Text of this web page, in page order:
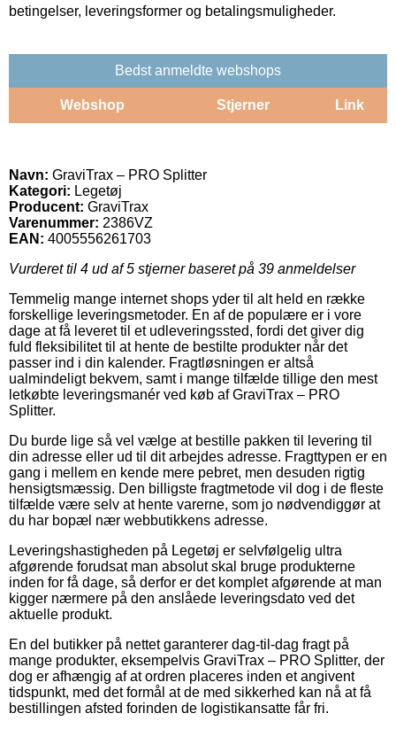
betingelser, leveringsformer og betalingsmuligheder.
Bedst anmeldte webshops
Webshop Stjerner Link
Navn: GraviTrax – PRO Splitter
Kategori: Legetøj
Producent: GraviTrax
Varenummer: 2386VZ
EAN: 4005556261703
Vurderet til 4 ud af 5 stjerner baseret på 39 anmeldelser
Temmelig mange internet shops yder til alt held en række
forskellige leveringsmetoder. En af de populære er i vore
dage at få leveret til et udleveringssted, fordi det giver dig
fuld fleksibilitet til at hente de bestilte produkter når det
passer ind i din kalender. Fragtløsningen er altså
ualmindeligt bekvem, samt i mange tilfælde tillige den mest
letkøbte leveringsmanér ved køb af GraviTrax – PRO
Splitter.
Du burde lige så vel vælge at bestille pakken til levering til
din adresse eller ud til dit arbejdes adresse. Fragttypen er en
gang i mellem en kende mere pebret, men desuden rigtig
hensigtsmæssig. Den billigste fragtmetode vil dog i de fleste
tilfælde være selv at hente varerne, som jo nødvendiggør at
du har bopæl nær webbutikkens adresse.
Leveringshastigheden på Legetøj er selvfølgelig ultra
afgørende forudsat man absolut skal bruge produkterne
inden for få dage, så derfor er det komplet afgørende at man
kigger nærmere på den anslåede leveringsdato ved det
aktuelle produkt.
En del butikker på nettet garanterer dag-til-dag fragt på
mange produkter, eksempelvis GraviTrax – PRO Splitter, der
dog er afhængig af at ordren placeres inden et angivent
tidspunkt, med det formål at de med sikkerhed kan nå at få
bestillingen afsted forinden de logistikansatte får fri.